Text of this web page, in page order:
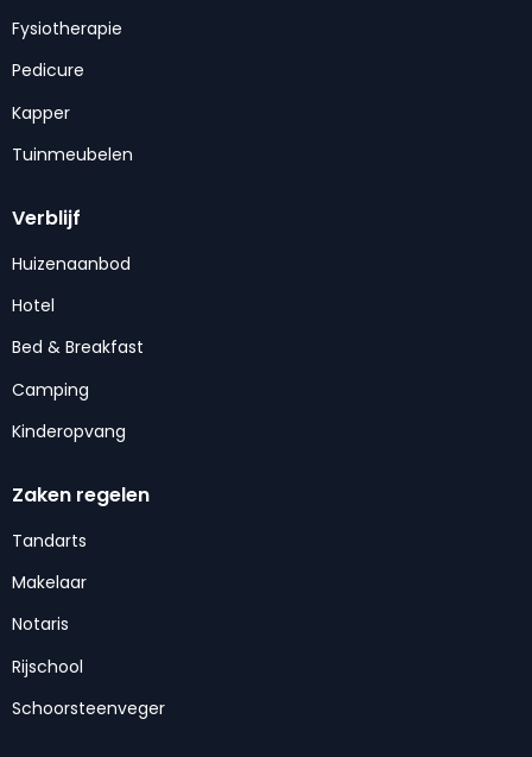
Fysiotherapie
Pedicure
Kapper
Tuinmeubelen
Verblijf
Huizenaanbod
Hotel
Bed & Breakfast
Camping
Kinderopvang
Zaken regelen
Tandarts
Makelaar
Notaris
Rijschool
Schoorsteenveger